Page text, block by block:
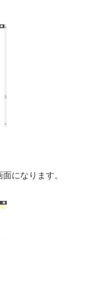
になります。